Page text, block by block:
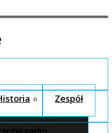
Zespół
Cultura
radio